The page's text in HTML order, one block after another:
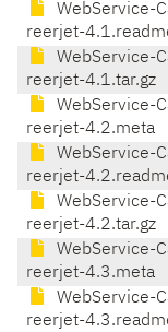
WebService-
reerjet-
WebService-
reerjet-4.1.tar.gz
WebService-
reerjet-4.2.meta
WebService-
reerjet-
WebService-
reerjet-4.2.tar.gz
WebService-
reerjet-4.3.meta
WebService-
reerjet-